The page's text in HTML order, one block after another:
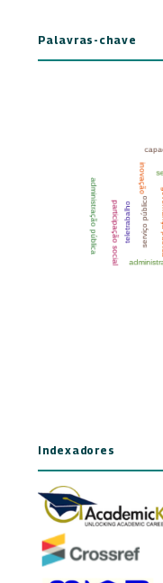
Palavras-chave
Indexadores